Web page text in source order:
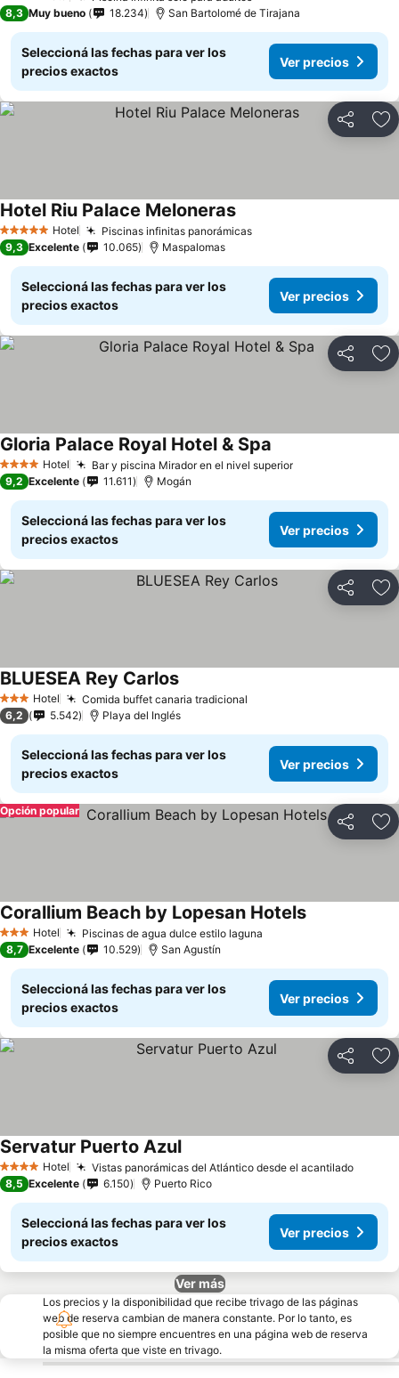
8,3 Muy bueno 18.234 San Bartolomé de Tirajana
Seleccioná las fechas para ver los
precios exactos
Ver precios
Compartir
5 Estrellas Hotel Piscinas infinitas panorámicasVer precios
Hotel Riu Palace MelonerasVer precios
9,3 Excelente 10.065 Maspalomas
Seleccioná las fechas para ver los
precios exactos
Ver precios
Compartir
4 EstrellasHotel Bar y piscina Mirador en el nivel superiorVer precios
Gloria Palace Royal Hotel & Spa
9,2 Excelente 11.611 Mogán
Seleccioná las fechas para ver los
precios exactos
Ver precios
Compartir
3 Estrellas
Hotel Comida buffet canaria tradicional
BLUESEA Rey CarlosVer precios
6,2 5.542 Playa del Inglés
Seleccioná las fechas para ver los
precios exactos
Ver precios
Compartir
Opción popular
3 Estrellas
Hotel Piscinas de agua dulce estilo laguna
Corallium Beach by Lopesan HotelsVer precios
8,7 Excelente 10.529 San Agustín
Seleccioná las fechas para ver los
precios exactos
Ver precios
Compartir
4 EstrellasHotel Vistas panorámicas del Atlántico desde el acantiladoVer
Servatur Puerto AzulVer precios
8,5 Excelente 6.150 Puerto Rico
Seleccioná las fechas para ver los
precios exactos
Ver precios
Ver más
Los precios y la disponibilidad que recibe trivago de las páginas
web de reserva cambian de manera constante. Por lo tanto, es
posible que no siempre encuentres en una página web de reserva
la misma oferta que viste en trivago.